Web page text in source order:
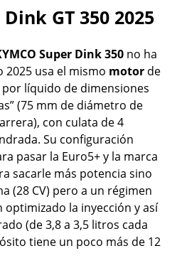
GT 350 2025
Super Dink 350 no ha
2025 usa el mismo motor de
líquido de dimensiones
(75 mm de diámetro de
con culata de 4
Su configuración
pasar la Euro5+ y la marca
sacarle más potencia sino
(28 CV) pero a un régimen
optimizado la inyección y así
(de 3,8 a 3,5 litros cada
tiene un poco más de 12